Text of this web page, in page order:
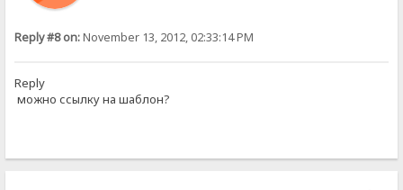
Reply #8 on:November 13, 2012, 02:33:14 PM
Reply
можно ссылку на шаблон?